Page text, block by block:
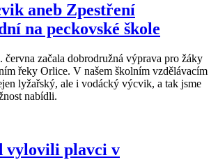
aneb Zpestření
na peckovské škole
června začala dobrodružná výprava pro žáky
řeky Orlice. V našem školním vzdělávacím
lyžařský, ale i vodácký výcvik, a tak jsme
nabídli.
vylovili plavci v